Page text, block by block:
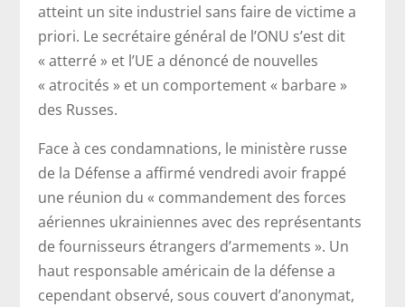
atteint un site industriel sans faire de victime a
priori. Le secrétaire général de l’ONU s’est dit
« atterré » et l’UE a dénoncé de nouvelles
« atrocités » et un comportement « barbare »
des Russes.
Face à ces condamnations, le ministère russe
de la Défense a affirmé vendredi avoir frappé
une réunion du « commandement des forces
aériennes ukrainiennes avec des représentants
de fournisseurs étrangers d’armements ». Un
haut responsable américain de la défense a
cependant observé, sous couvert d’anonymat,